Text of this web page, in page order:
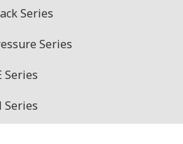
Series
Series
Series
Series